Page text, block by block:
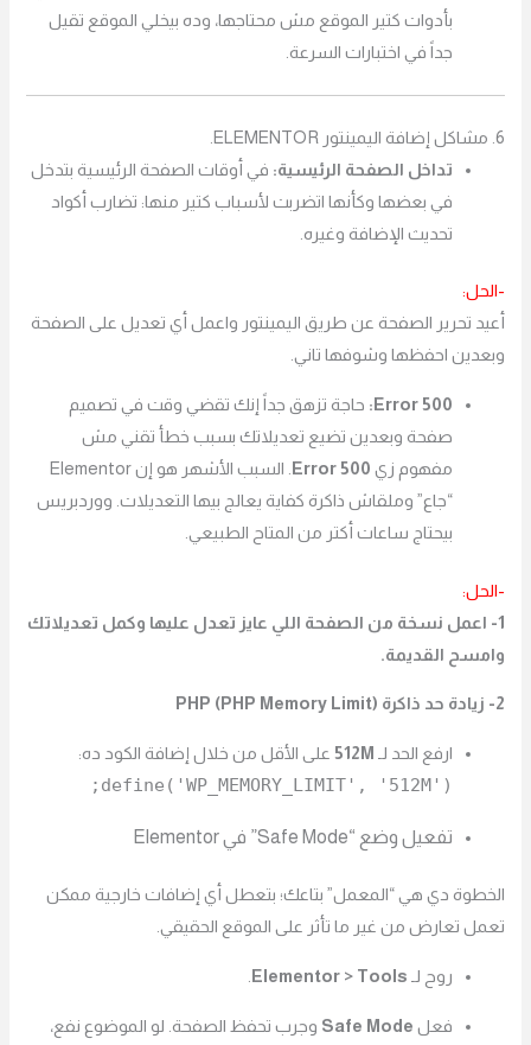
بأدوات كتير الموقع مش محتاجها، وده بيخلي الموقع تقيل
جداً في اختبارات السرعة.
6. مشاكل إضافة اليمينتور ELEMENTOR.
تداخل الصفحة الرئيسية: في أوقات الصفحة الرئيسية بتدخل
في بعضها وكأنها اتضربت لأسباب كتير منها: تضارب أكواد
تحديث الإضافة وغيره.
-الحل:
أعيد تحرير الصفحة عن طريق اليمينتور واعمل أي تعديل على الصفحة
وبعدين احفظها وشوفها تاني.
Error 500:
حاجة تزهق جداً إنك تقضي وقت في تصميم
صفحة وبعدين تضيع تعديلاتك بسبب خطأ تقني مش
مفهوم زي Error 500
. السبب الأشهر هو إن Elementor
“جاع” وملقاش ذاكرة كفاية يعالج بيها التعديلات. ووردبريس
بيحتاج ساعات أكتر من المتاح الطبيعي.
-الحل:
1- اعمل نسخة من الصفحة اللي عايز تعدل عليها وكمل تعديلاتك
وامسح القديمة.
2- زيادة حد ذاكرة PHP (PHP Memory Limit)
ارفع الحد لـ 512M على الأقل من خلال إضافة الكود ده:
define('WP_MEMORY_LIMIT', '512M');
تفعيل وضع “Safe Mode” في Elementor
الخطوة دي هي “المعمل” بتاعك؛ بتعطل أي إضافات خارجية ممكن
تعمل تعارض من غير ما تأثر على الموقع الحقيقي.
روح لـ Elementor > Tools
فعل Safe Mode وجرب تحفظ الصفحة. لو الموضوع نفع،